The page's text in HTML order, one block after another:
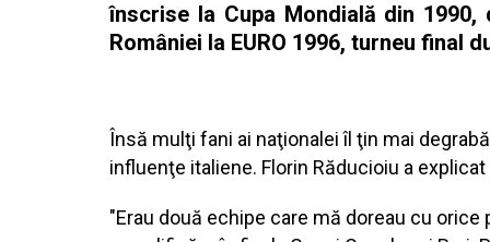
înscrise la Cupa Mondială din
României la EURO 1996, turneu final
Însă mulţi fani ai naţionalei îl ţin mai
influenţe italiene. Florin Răducioiu a
"Erau două echipe care mă doreau cu